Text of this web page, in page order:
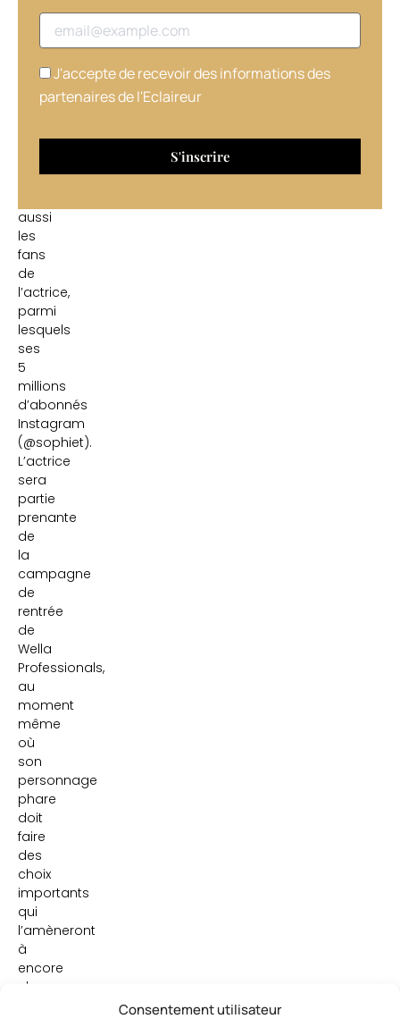
Consentement utilisateur
ses
rôles
inspirer
coiffeurs,
aussi
les
fans
de
l’actrice,
parmi
lesquels
ses
5
millions
d’abonnés
Instagram
(@sophiet).
L’actrice
sera
partie
prenante
de
la
campagne
de
rentrée
de
Wella
Professionals,
au
moment
même
où
son
personnage
phare
doit
faire
des
choix
importants
qui
l’amèneront
à
encore
changer
Adresse email
J'accepte de recevoir des informations des
partenaires de l'Eclaireur